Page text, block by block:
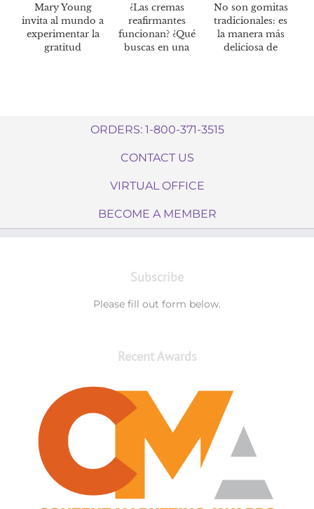
Mary Young
invita al mundo a
experimentar la
gratitud
¿Las cremas
reafirmantes
funcionan? ¿Qué
buscas en una
No son gomitas
tradicionales: es
la manera más
deliciosa de
ORDERS: 1-800-371-3515
CONTACT US
VIRTUAL OFFICE
BECOME A MEMBER
Subscribe
Please fill out form below.
Recent Awards